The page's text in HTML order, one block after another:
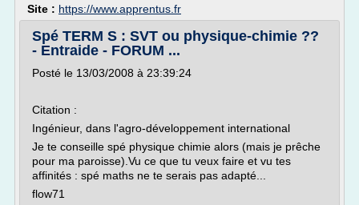
Site : https://www.apprentus.fr
Spé TERM S : SVT ou physique-chimie ??
- Entraide - FORUM ...
Posté le 13/03/2008 à 23:39:24
Citation :
Ingénieur, dans l'agro-développement international
Je te conseille spé physique chimie alors (mais je prêche
pour ma paroisse).Vu ce que tu veux faire et vu tes
affinités : spé maths ne te serais pas adapté...
flow71